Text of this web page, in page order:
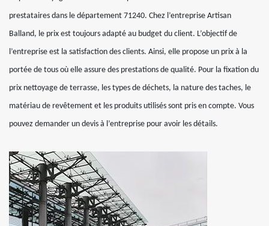
prestataires dans le département 71240. Chez l’entreprise Artisan
Balland, le prix est toujours adapté au budget du client. L’objectif de
l’entreprise est la satisfaction des clients. Ainsi, elle propose un prix à la
portée de tous où elle assure des prestations de qualité. Pour la fixation du
prix nettoyage de terrasse, les types de déchets, la nature des taches, le
matériau de revêtement et les produits utilisés sont pris en compte. Vous
pouvez demander un devis à l’entreprise pour avoir les détails.